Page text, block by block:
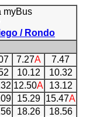
myBus
/ Rondo
7.27A
7.47
10.12
10.32
12.50A
13.12
15.29 15.47A
18.26
18.56